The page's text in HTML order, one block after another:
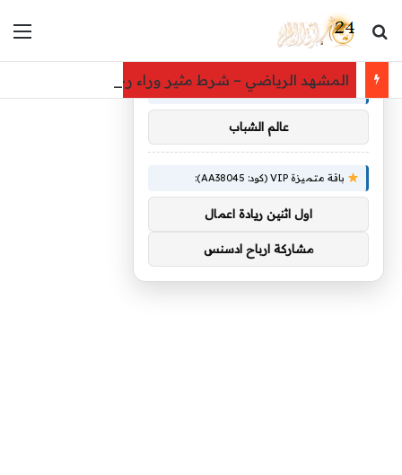
بحث عن
المشهد الرياضي – شرط مثير وراء رحيل نواف
توصيات :
باقة متميزة VIP (كود: AA86842):
عالم الشباب
باقة متميزة VIP (كود: AA38045):
اول اثنين ريادة اعمال
مشاركة ارباح ادسنس